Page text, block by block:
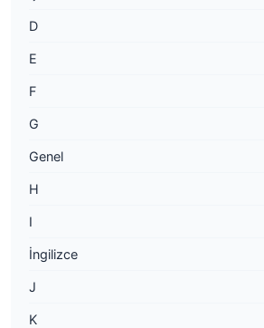
D
E
F
G
Genel
H
I
İngilizce
J
K